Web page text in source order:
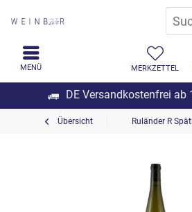
DE Versandkostenfrei ab
MERKZETTEL
MENÜ
Übersicht Ruländer R